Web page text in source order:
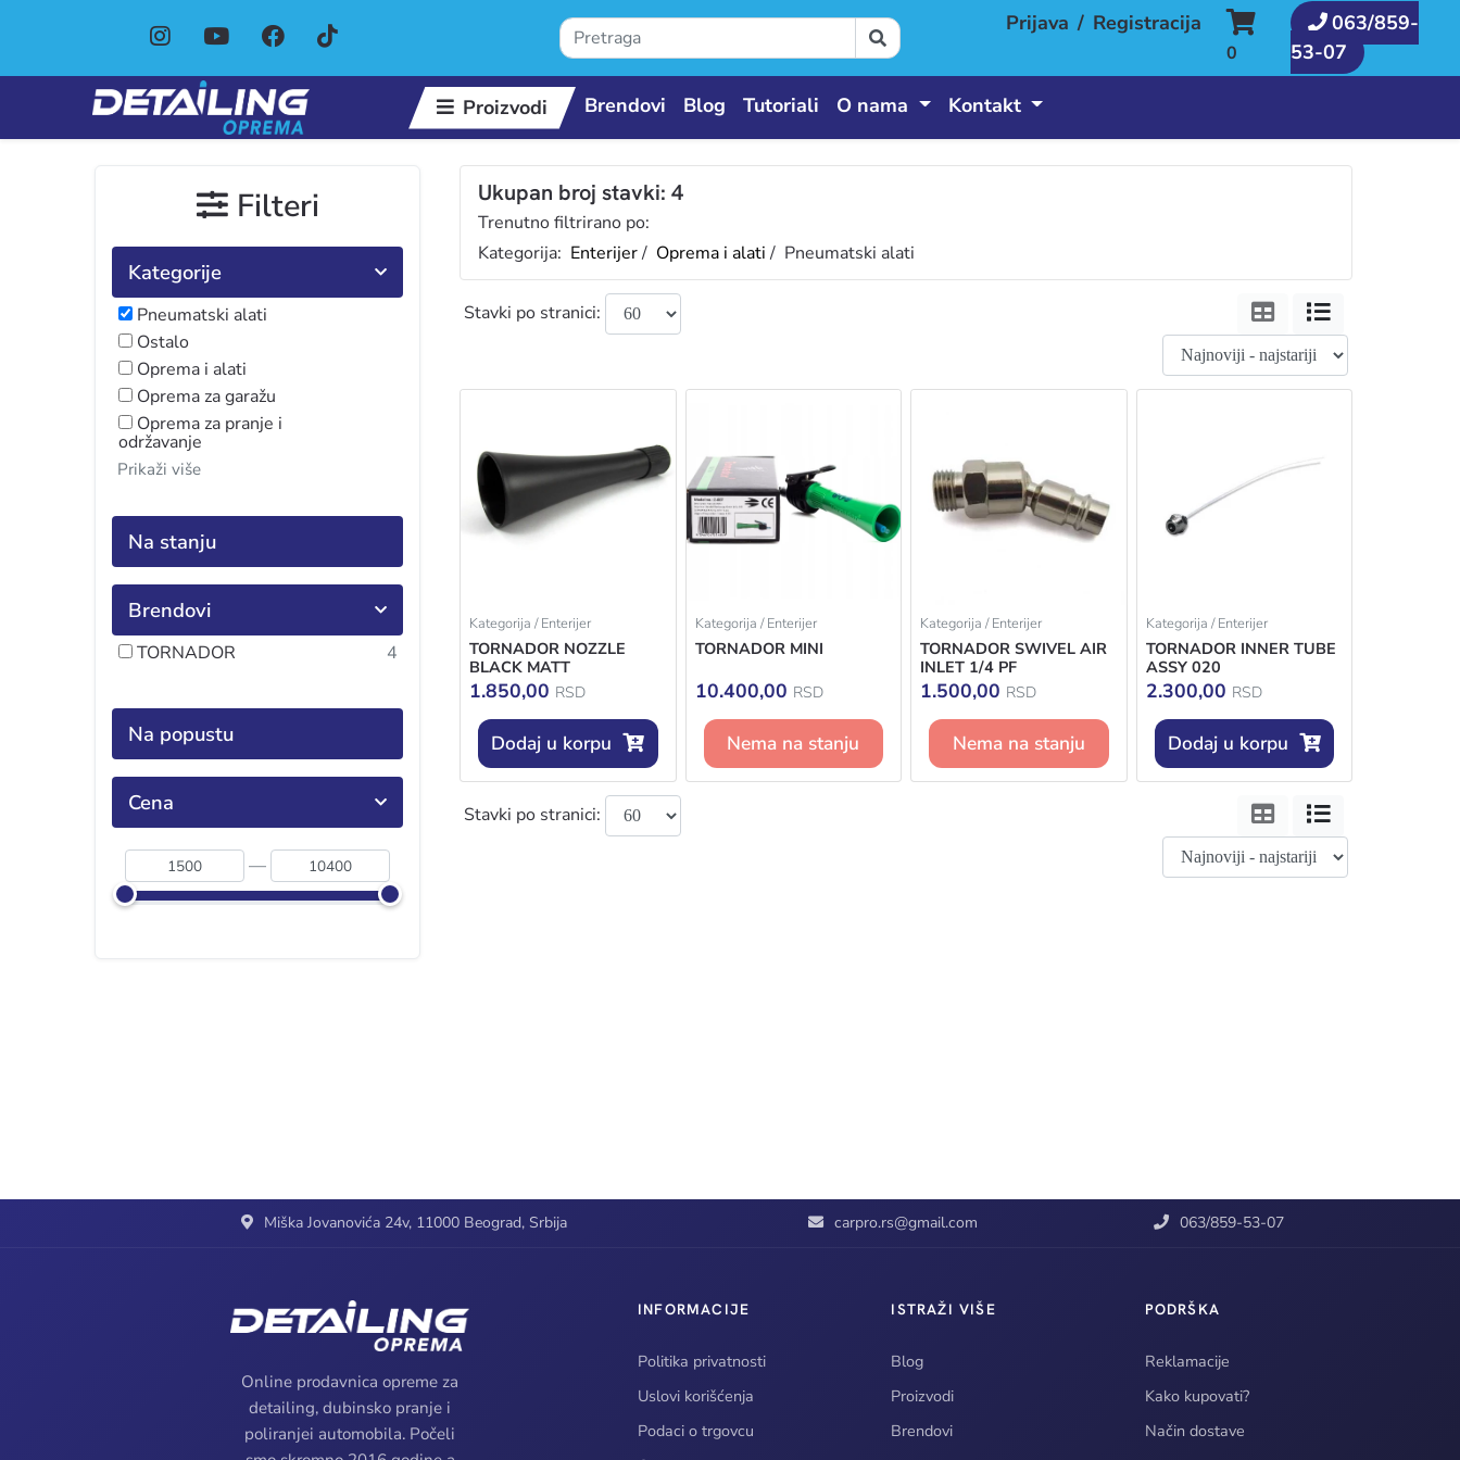
Prijava / Registracija
0
063/859-
53-07
Proizvodi Brendovi Blog Tutoriali O nama Kontakt
Filteri
Na stanju
Na popustu
Brendovi
TORNADOR 4
Kategorije
Pneumatski alati
Ostalo
Oprema i alati
Oprema za garažu
Oprema za pranje i
održavanje
Prikaži više
Cena
—
Ukupan broj stavki: 4
Trenutno filtrirano po:
Kategorija: Enterijer/ Oprema i alati/ Pneumatski alati
Stavki po stranici: TabelaLista
Kategorija / Enterijer
TORNADOR NOZZLE
BLACK MATT
1.850,00 RSD
Dodaj u korpu
Kategorija / Enterijer
TORNADOR MINI
10.400,00 RSD
Nema na stanju
Kategorija / Enterijer
TORNADOR SWIVEL AIR
INLET 1/4 PF
1.500,00 RSD
Nema na stanju
Kategorija / Enterijer
TORNADOR INNER TUBE
ASSY 020
2.300,00 RSD
Dodaj u korpu
Stavki po stranici: TabelaLista
Miška Jovanovića 24v, 11000 Beograd, Srbija carpro.rs@gmail.com 063/859-53-07
Online prodavnica opreme za
detailing, dubinsko pranje i
poliranjei automobila. Počeli
INFORMACIJE
Politika privatnosti
Uslovi korišćenja
Podaci o trgovcu
ISTRAŽI VIŠE
Blog
Proizvodi
Brendovi
PODRŠKA
Reklamacije
Kako kupovati?
Način dostave